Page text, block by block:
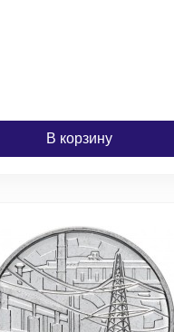
В корзину